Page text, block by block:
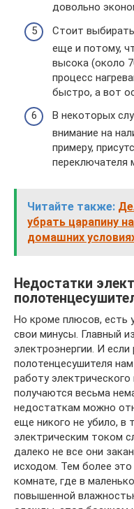
довольно
Стоит
еще и потому,
высока (около
процесс
быстро, а вот
В некоторых
внимание на
примеру,
Читайте также:
убрать царапину
домашних
Недостатки
Но кроме плюсов, есть
свои минусы. Главный
электроэнергии. И
полотенцесушителя
работу
получаются весьма
недостаткам можно
еще никого не убило, в
электрическим током
далеко не все они
исходом. Тем более это
комнате, где в
повышенной